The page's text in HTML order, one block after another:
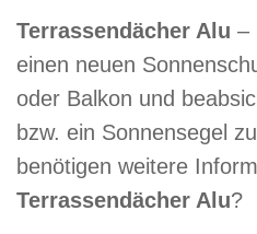
Terrassendächer Alu –
einen neuen
oder Balkon und
bzw. ein Sonnensegel
benötigen weitere
Terrassendächer Alu?